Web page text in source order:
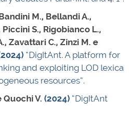
M., Bellandi A.,
Piccini S., Rigobianco L.,
Zavattari C., Zinzi M. e
“DigItAnt. A platform for
and exploiting LOD lexica
resources”.
Quochi V. (2024) “DigItAnt